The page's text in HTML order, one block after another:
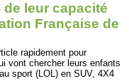
leur capacité
Française de
rapidement pour
vont chercher leurs enfants
sport (LOL) en SUV, 4X4